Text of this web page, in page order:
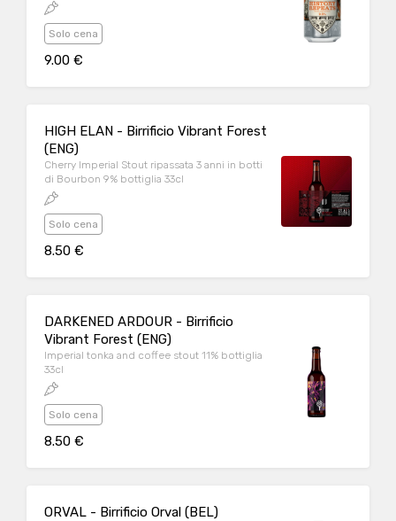
Solo cena
9.00 €
HIGH ELAN - Birrificio Vibrant Forest
(ENG)
Cherry Imperial Stout ripassata 3 anni in botti
di Bourbon 9% bottiglia 33cl
Solo cena
8.50 €
DARKENED ARDOUR - Birrificio
Vibrant Forest (ENG)
Imperial tonka and coffee stout 11% bottiglia
33cl
Solo cena
8.50 €
ORVAL - Birrificio Orval (BEL)